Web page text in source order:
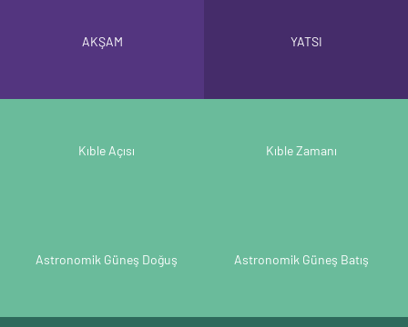
AKŞAM YATSI
Kıble Açısı Kıble Zamanı
Astronomik Güneş Doğuş Astronomik Güneş Batış